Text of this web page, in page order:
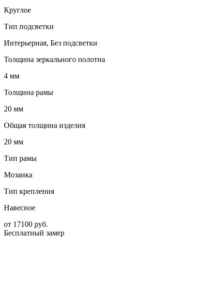
Круглое
Тип подсветки
Интерьерная, Без подсветки
Толщина зеркального полотна
4 мм
Толщина рамы
20 мм
Общая толщина изделия
20 мм
Тип рамы
Мозаика
Тип крепления
Навесное
от 17100 руб.
Бесплатный замер